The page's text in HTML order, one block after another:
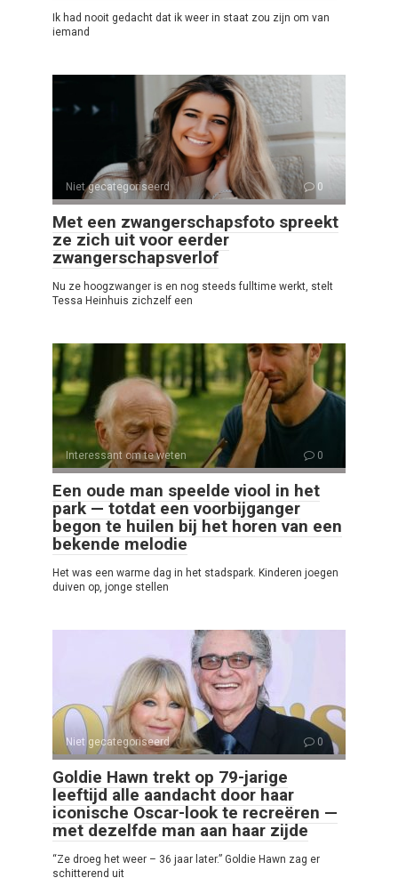
Ik had nooit gedacht dat ik weer in staat zou zijn om van
iemand
Niet gecategoriseerd 0
Met een zwangerschapsfoto spreekt
ze zich uit voor eerder
zwangerschapsverlof
Nu ze hoogzwanger is en nog steeds fulltime werkt, stelt
Tessa Heinhuis zichzelf een
Interessant om te weten 0
Een oude man speelde viool in het
park — totdat een voorbijganger
begon te huilen bij het horen van een
bekende melodie
Het was een warme dag in het stadspark. Kinderen joegen
duiven op, jonge stellen
Niet gecategoriseerd 0
Goldie Hawn trekt op 79-jarige
leeftijd alle aandacht door haar
iconische Oscar-look te recreëren —
met dezelfde man aan haar zijde
“Ze droeg het weer – 36 jaar later.” Goldie Hawn zag er
schitterend uit